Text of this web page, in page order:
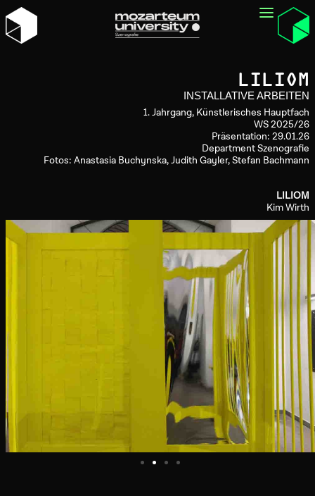
LILIOM
INSTALLATIVE ARBEITEN
1. Jahrgang, Künstlerisches Hauptfach
WS 2025/26
Präsentation: 29.01.26
Department Szenografie
Fotos: Anastasia Buchynska, Judith Gayler, Stefan Bachmann
LILIOM
Kim Wirth